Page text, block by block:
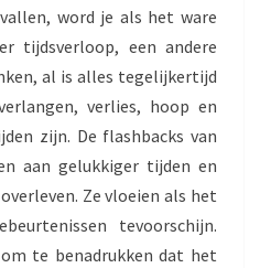
word je als het ware
tijdsverloop, een andere
al is alles tegelijkertijd
verlies, hoop en
zijn. De flashbacks van
aan gelukkiger tijden en
Ze vloeien als het
tevoorschijn.
te benadrukken dat het